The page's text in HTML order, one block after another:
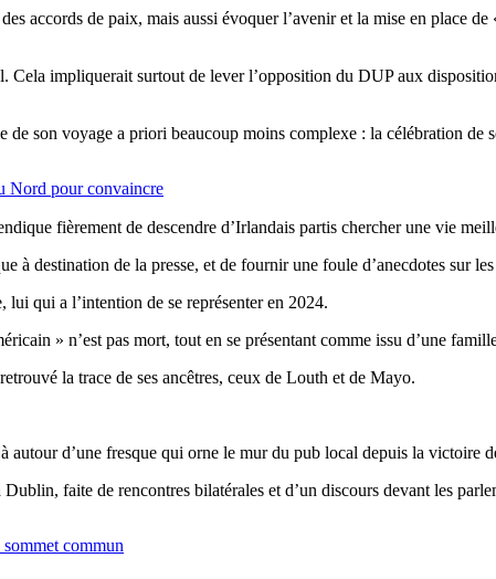
accords de paix, mais aussi évoquer l’avenir et la mise en place de
impliquerait surtout de lever l’opposition du DUP aux
de son voyage a priori beaucoup moins complexe : la célébration de
Nord pour convaincre
fièrement de descendre d’Irlandais partis chercher une vie
à destination de la presse, et de fournir une foule d’anecdotes sur
qui a l’intention de se représenter en 2024.
» n’est pas mort, tout en se présentant comme issu d’une
la trace de ses ancêtres, ceux de Louth et de Mayo.
d’une fresque qui orne le mur du pub local depuis la victoire
faite de rencontres bilatérales et d’un discours devant les
commun